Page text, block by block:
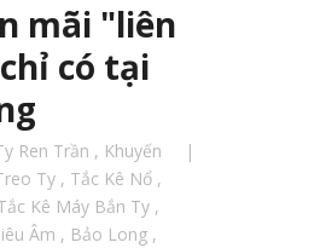
mãi "liên
có tại
Ren Trần , Khuyến
Ty , Tắc Kê Nổ ,
Kê Máy Bắn Ty ,
Âm , Bảo Long ,